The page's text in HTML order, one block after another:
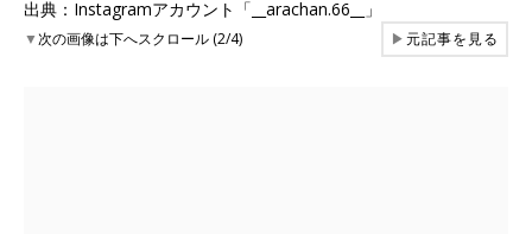
出典：Instagramアカウント「__arachan.66__」
▼次の画像は下へスクロール (2/4) ▶元記事を見る